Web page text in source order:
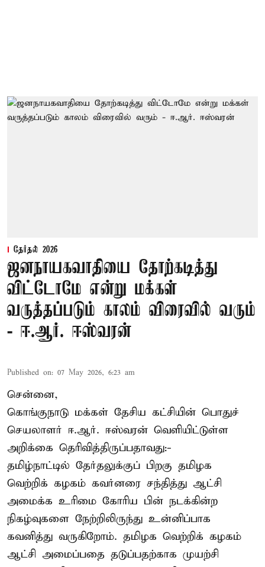
தேர்தல் 2026
ஜனநாயகவாதியை தோற்கடித்து
விட்டோமே என்று மக்கள்
வருத்தப்படும் காலம் விரைவில் வரும்
- ஈ.ஆர். ஈஸ்வரன்
Published on: 07 May 2026, 6:23 am
சென்னை,
கொங்குநாடு மக்கள் தேசிய கட்சியின் பொதுச்
செயலாளர் ஈ.ஆர். ஈஸ்வரன் வெளியிட்டுள்ள
அறிக்கை தெரிவித்திருப்பதாவது:-
தமிழ்நாட்டில் தேர்தலுக்குப் பிறகு தமிழக
வெற்றிக் கழகம் கவர்னரை சந்தித்து ஆட்சி
அமைக்க உரிமை கோரிய பின் நடக்கின்ற
நிகழ்வுகளை நேற்றிலிருந்து உன்னிப்பாக
கவனித்து வருகிறோம். தமிழக வெற்றிக் கழகம்
ஆட்சி அமைப்பதை தடுப்பதற்காக முயற்சி